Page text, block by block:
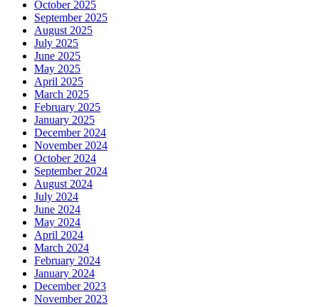
October 2025
September 2025
August 2025
July 2025
June 2025
May 2025
April 2025
March 2025
February 2025
January 2025
December 2024
November 2024
October 2024
September 2024
August 2024
July 2024
June 2024
May 2024
April 2024
March 2024
February 2024
January 2024
December 2023
November 2023